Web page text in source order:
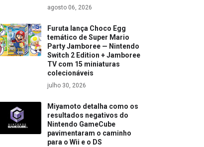
agosto 06, 2026
Furuta lança Choco Egg
temático de Super Mario
Party Jamboree — Nintendo
Switch 2 Edition + Jamboree
TV com 15 miniaturas
colecionáveis
julho 30, 2026
Miyamoto detalha como os
resultados negativos do
Nintendo GameCube
pavimentaram o caminho
para o Wii e o DS